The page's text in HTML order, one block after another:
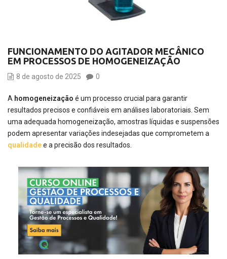
FUNCIONAMENTO DO AGITADOR MECÂNICO
EM PROCESSOS DE HOMOGENEIZAÇÃO
8 de agosto de 2025 0
A homogeneização é um processo crucial para garantir
resultados precisos e confiáveis em análises laboratoriais. Sem
uma adequada homogeneização, amostras líquidas e suspensões
podem apresentar variações indesejadas que comprometem a
qualidadee a precisão dos resultados.